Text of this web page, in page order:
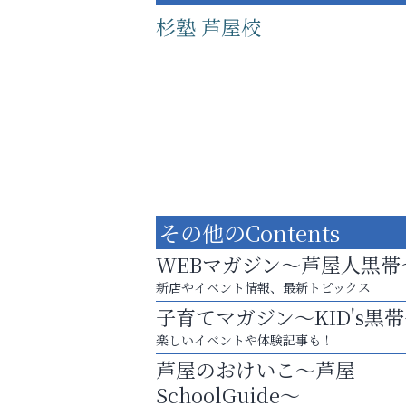
杉塾 芦屋校
学び方が変われば、成績は変わる。
芦屋インターナショナルス
ール
その他のContents
WEBマガジン～芦屋人黒帯
新店やイベント情報、最新トピックス
子育てマガジン～KID's黒
楽しいイベントや体験記事も！
芦屋のおけいこ～芦屋
SchoolGuide～